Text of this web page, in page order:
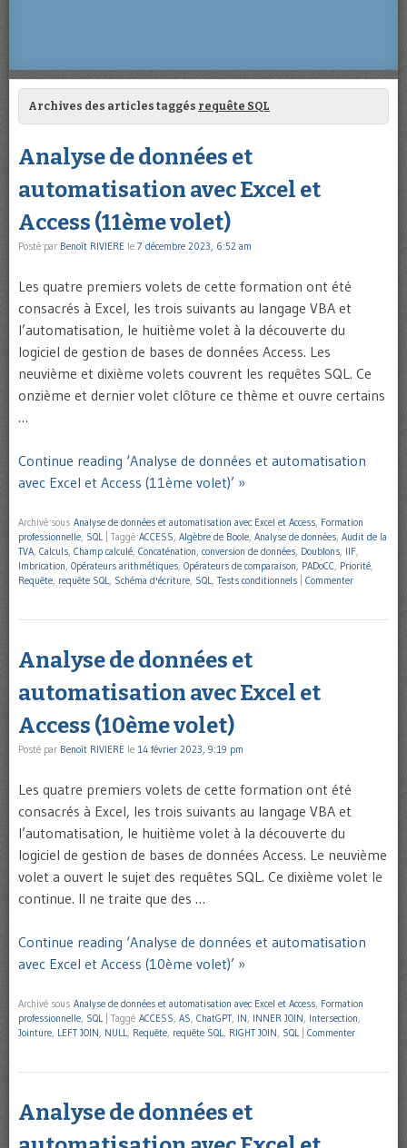
Archives des articles taggés requête SQL
Analyse de données et
automatisation avec Excel et
Access (11ème volet)
Posté par Benoît RIVIERE le 7 décembre 2023, 6:52 am
Les quatre premiers volets de cette formation ont été
consacrés à Excel, les trois suivants au langage VBA et
l’automatisation, le huitième volet à la découverte du
logiciel de gestion de bases de données Access. Les
neuvième et dixième volets couvrent les requêtes SQL. Ce
onzième et dernier volet clôture ce thème et ouvre certains
…
Continue reading ‘Analyse de données et automatisation
avec Excel et Access (11ème volet)’ »
Archivé sous Analyse de données et automatisation avec Excel et Access, Formation
professionnelle, SQL Taggé ACCESS, Algèbre de Boole, Analyse de données, Audit de la
TVA, Calculs, Champ calculé, Concaténation, conversion de données, Doublons, IIF,
Imbrication, Opérateurs arithmétiques, Opérateurs de comparaison, PADoCC, Priorité,
Requête, requête SQL, Schéma d'écriture, SQL, Tests conditionnels Commenter
Analyse de données et
automatisation avec Excel et
Access (10ème volet)
Posté par Benoît RIVIERE le 14 février 2023, 9:19 pm
Les quatre premiers volets de cette formation ont été
consacrés à Excel, les trois suivants au langage VBA et
l’automatisation, le huitième volet à la découverte du
logiciel de gestion de bases de données Access. Le neuvième
volet a ouvert le sujet des requêtes SQL. Ce dixième volet le
continue. Il ne traite que des …
Continue reading ‘Analyse de données et automatisation
avec Excel et Access (10ème volet)’ »
Archivé sous Analyse de données et automatisation avec Excel et Access, Formation
professionnelle, SQL Taggé ACCESS, AS, ChatGPT, IN, INNER JOIN, Intersection,
Jointure, LEFT JOIN, NULL, Requête, requête SQL, RIGHT JOIN, SQL Commenter
Analyse de données et